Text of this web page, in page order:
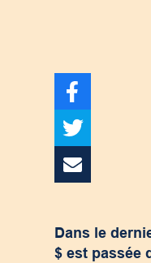
Dans le
$ est passée